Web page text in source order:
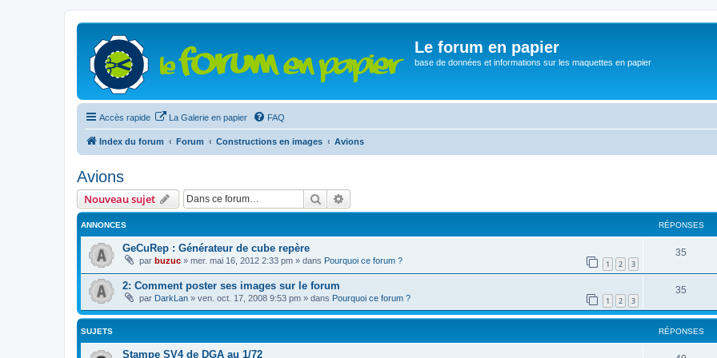
Le forum en papier
base de données et informations sur les maquettes en papier
Accès rapide La Galerie en papier FAQ
Index du forum Forum Constructions en images Avions
Avions
Nouveau sujet Rechercher
ANNONCES RÉPONSES
GeCuRep : Générateur de cube repère
par buzuc » mer. mai 16, 2012 2:33 pm » dans Pourquoi ce forum ? 1 2 3
35
2: Comment poster ses images sur le forum
par DarkLan » ven. oct. 17, 2008 9:53 pm » dans Pourquoi ce forum ? 1 2 3
35
SUJETS RÉPONSES
Stampe SV4 de DGA au 1/72